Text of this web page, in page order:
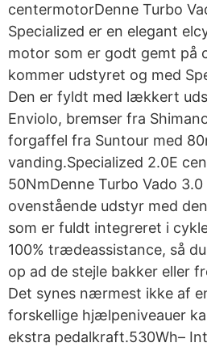
centermotorDenne Turbo
Specialized er en elegant
motor som er godt gemt på
kommer udstyret og med
Den er fyldt med lækkert
Enviolo, bremser fra
forgaffel fra Suntour med
vanding.Specialized 2.0E
50NmDenne Turbo Vado
ovenstående udstyr med
som er fuldt integreret i
100% trædeassistance, så
op ad de stejle bakker eller
Det synes nærmest ikke af
forskellige hjælpeniveauer
ekstra pedalkraft.530Wh–